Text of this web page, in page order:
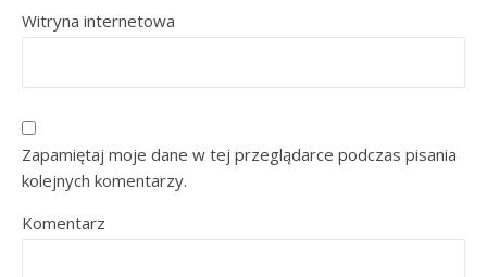
Witryna internetowa
Zapamiętaj moje dane w tej przeglądarce podczas pisania
kolejnych komentarzy.
Komentarz